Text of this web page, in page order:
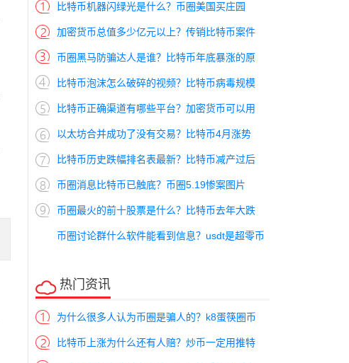
比特币机器闪绿光是什么？币圈美国买庄园
加密货币总值多少亿元以上？传销比特币案件
币圈黑马防骗达人是谁？比特币年底暴涨的原
比特币泡沫怎么破碎的视频？比特币病毒规模
比特币正确渠道有哪些平台？加密货币可以用
以太坊合并成功了没有交易？比特币4月涨势
比特币历史跌幅排名表最新？比特币减产过后
币圈消息比特币已触底？币圈5.19惨案图片
币圈最火的前十股票是什么？比特币去年大跌
币圈讨论群什么软件能看到信息？usdt是超零币
热门资讯
为什么很多人认为币圈是骗人的？k8蛋筷圈币
比特币上涨为什么还有人赔？炒币一定用推特